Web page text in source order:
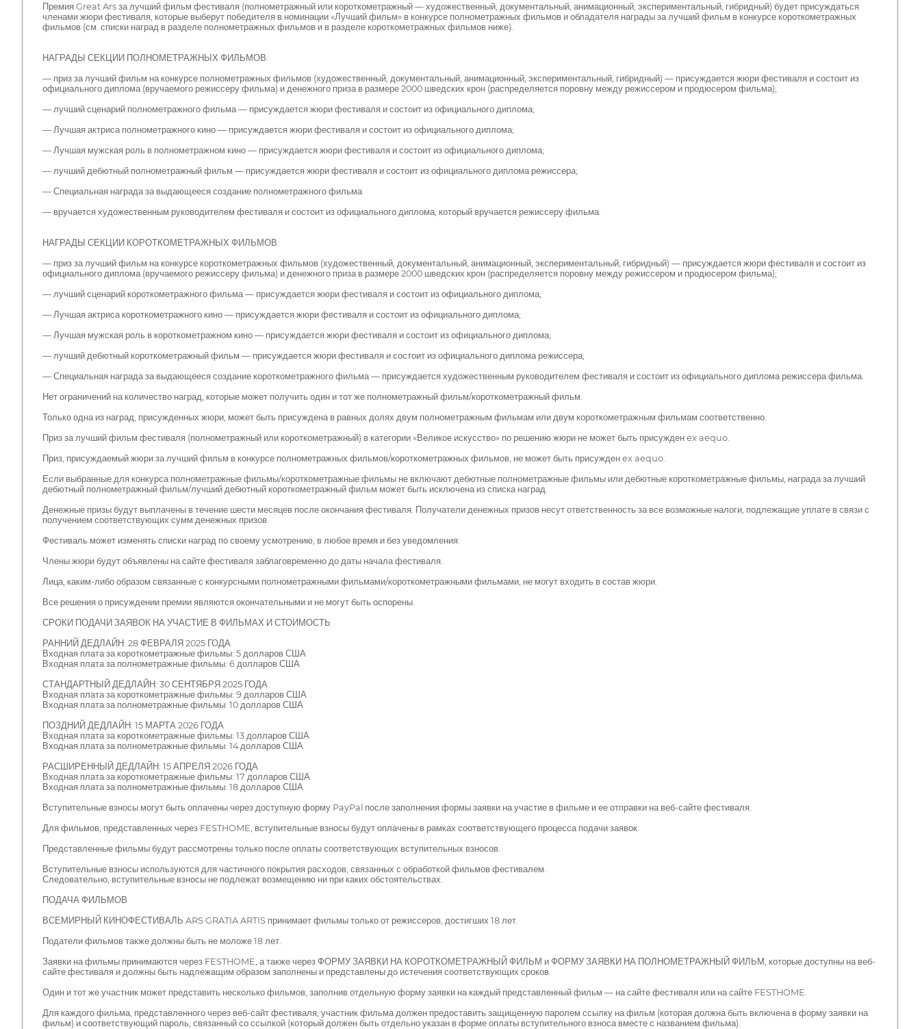
Премия Great Ars за лучший фильм фестиваля (полнометражный или короткометражный — художественный, документальный, анимационный, экспериментальный, гибридный) будет присуждаться
членами жюри фестиваля, которые выберут победителя в номинации «Лучший фильм» в конкурсе полнометражных фильмов и обладателя награды за лучший фильм в конкурсе короткометражных
фильмов (см. списки наград в разделе полнометражных фильмов и в разделе короткометражных фильмов ниже).
НАГРАДЫ СЕКЦИИ ПОЛНОМЕТРАЖНЫХ ФИЛЬМОВ:
— приз за лучший фильм на конкурсе полнометражных фильмов (художественный, документальный, анимационный, экспериментальный, гибридный) — присуждается жюри фестиваля и состоит из
официального диплома (вручаемого режиссеру фильма) и денежного приза в размере 2000 шведских крон (распределяется поровну между режиссером и продюсером фильма);
— лучший сценарий полнометражного фильма — присуждается жюри фестиваля и состоит из официального диплома;
— Лучшая актриса полнометражного кино — присуждается жюри фестиваля и состоит из официального диплома;
— Лучшая мужская роль в полнометражном кино — присуждается жюри фестиваля и состоит из официального диплома;
— лучший дебютный полнометражный фильм — присуждается жюри фестиваля и состоит из официального диплома режиссера;
— Специальная награда за выдающееся создание полнометражного фильма
— вручается художественным руководителем фестиваля и состоит из официального диплома, который вручается режиссеру фильма.
НАГРАДЫ СЕКЦИИ КОРОТКОМЕТРАЖНЫХ ФИЛЬМОВ:
— приз за лучший фильм на конкурсе короткометражных фильмов (художественный, документальный, анимационный, экспериментальный, гибридный) — присуждается жюри фестиваля и состоит из
официального диплома (вручаемого режиссеру фильма) и денежного приза в размере 2000 шведских крон (распределяется поровну между режиссером и продюсером фильма);
— лучший сценарий короткометражного фильма — присуждается жюри фестиваля и состоит из официального диплома;
— Лучшая актриса короткометражного кино — присуждается жюри фестиваля и состоит из официального диплома;
— Лучшая мужская роль в короткометражном кино — присуждается жюри фестиваля и состоит из официального диплома;
— лучший дебютный короткометражный фильм — присуждается жюри фестиваля и состоит из официального диплома режиссера;
— Специальная награда за выдающееся создание короткометражного фильма — присуждается художественным руководителем фестиваля и состоит из официального диплома режиссера фильма.
Нет ограничений на количество наград, которые может получить один и тот же полнометражный фильм/короткометражный фильм.
Только одна из наград, присужденных жюри, может быть присуждена в равных долях двум полнометражным фильмам или двум короткометражным фильмам соответственно.
Приз за лучший фильм фестиваля (полнометражный или короткометражный) в категории «Великое искусство» по решению жюри не может быть присужден ex aequo.
Приз, присуждаемый жюри за лучший фильм в конкурсе полнометражных фильмов/короткометражных фильмов, не может быть присужден ex aequo.
Если выбранные для конкурса полнометражные фильмы/короткометражные фильмы не включают дебютные полнометражные фильмы или дебютные короткометражные фильмы, награда за лучший
дебютный полнометражный фильм/лучший дебютный короткометражный фильм может быть исключена из списка наград.
Денежные призы будут выплачены в течение шести месяцев после окончания фестиваля. Получатели денежных призов несут ответственность за все возможные налоги, подлежащие уплате в связи с
получением соответствующих сумм денежных призов.
Фестиваль может изменять списки наград по своему усмотрению, в любое время и без уведомления.
Члены жюри будут объявлены на сайте фестиваля заблаговременно до даты начала фестиваля.
Лица, каким-либо образом связанные с конкурсными полнометражными фильмами/короткометражными фильмами, не могут входить в состав жюри.
Все решения о присуждении премии являются окончательными и не могут быть оспорены.
СРОКИ ПОДАЧИ ЗАЯВОК НА УЧАСТИЕ В ФИЛЬМАХ И СТОИМОСТЬ
РАННИЙ ДЕДЛАЙН: 28 ФЕВРАЛЯ 2025 ГОДА
Входная плата за короткометражные фильмы: 5 долларов США
Входная плата за полнометражные фильмы: 6 долларов США
СТАНДАРТНЫЙ ДЕДЛАЙН: 30 СЕНТЯБРЯ 2025 ГОДА
Входная плата за короткометражные фильмы: 9 долларов США
Входная плата за полнометражные фильмы: 10 долларов США
ПОЗДНИЙ ДЕДЛАЙН: 15 МАРТА 2026 ГОДА
Входная плата за короткометражные фильмы: 13 долларов США
Входная плата за полнометражные фильмы: 14 долларов США
РАСШИРЕННЫЙ ДЕДЛАЙН: 15 АПРЕЛЯ 2026 ГОДА
Входная плата за короткометражные фильмы: 17 долларов США
Входная плата за полнометражные фильмы: 18 долларов США
Вступительные взносы могут быть оплачены через доступную форму PayPal после заполнения формы заявки на участие в фильме и ее отправки на веб-сайте фестиваля.
Для фильмов, представленных через FESTHOME, вступительные взносы будут оплачены в рамках соответствующего процесса подачи заявок.
Представленные фильмы будут рассмотрены только после оплаты соответствующих вступительных взносов.
Вступительные взносы используются для частичного покрытия расходов, связанных с обработкой фильмов фестивалем.
Следовательно, вступительные взносы не подлежат возмещению ни при каких обстоятельствах.
ПОДАЧА ФИЛЬМОВ
ВСЕМИРНЫЙ КИНОФЕСТИВАЛЬ ARS GRATIA ARTIS принимает фильмы только от режиссеров, достигших 18 лет.
Податели фильмов также должны быть не моложе 18 лет.
Заявки на фильмы принимаются через FESTHOME, а также через ФОРМУ ЗАЯВКИ НА КОРОТКОМЕТРАЖНЫЙ ФИЛЬМ и ФОРМУ ЗАЯВКИ НА ПОЛНОМЕТРАЖНЫЙ ФИЛЬМ, которые доступны на веб-
сайте фестиваля и должны быть надлежащим образом заполнены и представлены до истечения соответствующих сроков.
Один и тот же участник может представить несколько фильмов, заполнив отдельную форму заявки на каждый представленный фильм — на сайте фестиваля или на сайте FESTHOME.
Для каждого фильма, представленного через веб-сайт фестиваля, участник фильма должен предоставить защищенную паролем ссылку на фильм (которая должна быть включена в форму заявки на
фильм) и соответствующий пароль, связанный со ссылкой (который должен быть отдельно указан в форме оплаты вступительного взноса вместе с названием фильма).